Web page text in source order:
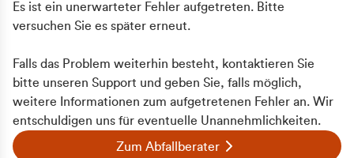
Es ist ein unerwarteter Fehler aufgetreten. Bitte
versuchen Sie es später erneut.
Falls das Problem weiterhin besteht, kontaktieren Sie
bitte unseren Support und geben Sie, falls möglich,
weitere Informationen zum aufgetretenen Fehler an. Wir
entschuldigen uns für eventuelle Unannehmlichkeiten.
Zum Abfallberater